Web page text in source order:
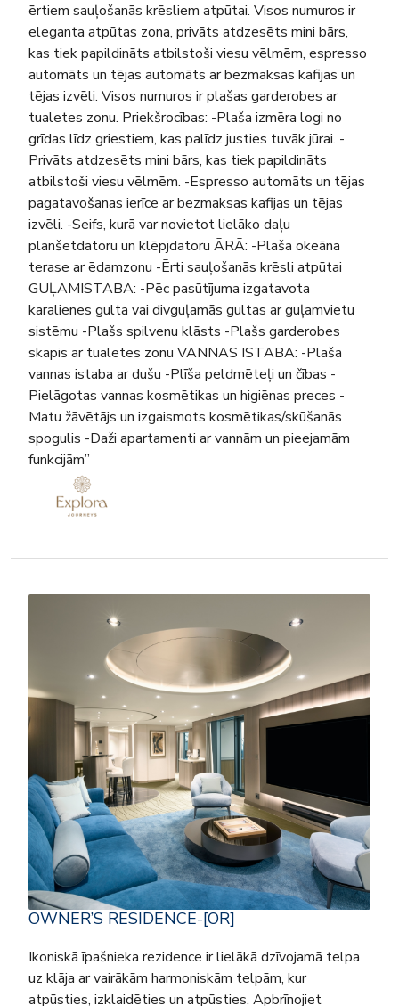
ērtiem sauļošanās krēsliem atpūtai. Visos numuros ir
eleganta atpūtas zona, privāts atdzesēts mini bārs,
kas tiek papildināts atbilstoši viesu vēlmēm, espresso
automāts un tējas automāts ar bezmaksas kafijas un
tējas izvēli. Visos numuros ir plašas garderobes ar
tualetes zonu. Priekšrocības: -Plaša izmēra logi no
grīdas līdz griestiem, kas palīdz justies tuvāk jūrai. -
Privāts atdzesēts mini bārs, kas tiek papildināts
atbilstoši viesu vēlmēm. -Espresso automāts un tējas
pagatavošanas ierīce ar bezmaksas kafijas un tējas
izvēli. -Seifs, kurā var novietot lielāko daļu
planšetdatoru un klēpjdatoru ĀRĀ: -Plaša okeāna
terase ar ēdamzonu -Ērti sauļošanās krēsli atpūtai
GUĻAMISTABA: -Pēc pasūtījuma izgatavota
karalienes gulta vai divguļamās gultas ar guļamvietu
sistēmu -Plašs spilvenu klāsts -Plašs garderobes
skapis ar tualetes zonu VANNAS ISTABA: -Plaša
vannas istaba ar dušu -Plīša peldmēteļi un čības -
Pielāgotas vannas kosmētikas un higiēnas preces -
Matu žāvētājs un izgaismots kosmētikas/skūšanās
spogulis -Daži apartamenti ar vannām un pieejamām
funkcijām”
OWNER’S RESIDENCE-[OR]
Ikoniskā īpašnieka rezidence ir lielākā dzīvojamā telpa
uz klāja ar vairākām harmoniskām telpām, kur
atpūsties, izklaidēties un atpūsties. Apbrīnojiet